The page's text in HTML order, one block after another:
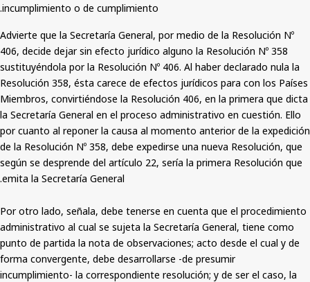
incumplimiento o de cumplimiento.
Advierte que la Secretaría General, por medio de la Resolución Nº
406, decide dejar sin efecto jurídico alguno la Resolución Nº 358
sustituyéndola por la Resolución Nº 406. Al haber declarado nula la
Resolución 358, ésta carece de efectos jurídicos para con los Países
Miembros, convirtiéndose la Resolución 406, en la primera que dicta
la Secretaría General en el proceso administrativo en cuestión. Ello
por cuanto al reponer la causa al momento anterior de la expedición
de la Resolución Nº 358, debe expedirse una nueva Resolución, que
según se desprende del artículo 22, sería la primera Resolución que
emita la Secretaría General.
Por otro lado, señala, debe tenerse en cuenta que el procedimiento
administrativo al cual se sujeta la Secretaría General, tiene como
punto de partida la nota de observaciones; acto desde el cual y de
forma convergente, debe desarrollarse -de presumir
incumplimiento- la correspondiente resolución; y de ser el caso, la